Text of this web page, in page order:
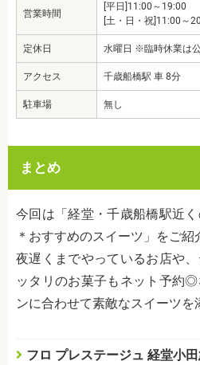
営業時間
[平日]11:00～19:00
[土・日・祝]11:00～
定休日 水曜日 ※臨時休業は
アクセス 千歳船橋駅 車 8分
駐車場 無し
まとめ
今回は「経堂・千歳船橋駅近
＊おすすめのスイーツ」をご紹
夜遅くまでやっているお店や
ッタリのお菓子もネット予約
ンに合わせて素敵なスイーツ
フロ プレステージュ 経堂小